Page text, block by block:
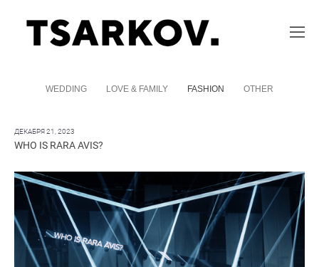
WEDDING LOVE & FAMILY FASHION OTHER
ДЕКАБРЯ 21, 2023
WHO IS RARA AVIS?